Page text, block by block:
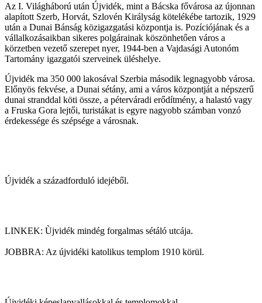
Az I. Világháború után Újvidék, mint a Bácska fővárosa az újonnan
alapított Szerb, Horvát, Szlovén Királyság kötelékébe tartozik, 1929
után a Dunai Bánság közigazgatási központja is. Pozíciójának és a
vállalkozásaikban sikeres polgárainak köszönhetően város a
körzetben vezető szerepet nyer, 1944-ben a Vajdasági Autonóm
Tartomány igazgatói szerveinek üléshelye.
Újvidék ma 350 000 lakosával Szerbia második legnagyobb városa.
Előnyös fekvése, a Dunai sétány, ami a város központját a népszerű
dunai stranddal köti össze, a péterváradi erődítmény, a halastó vagy
a Fruska Gora lejtői, turistákat is egyre nagyobb számban vonzó
érdekessége és szépsége a városnak.
Újvidék a századforduló idejéből.
LINKEK: Ùjvidék mindég forgalmas sétáló utcája.
JOBBRA: Az újvidéki katolikus templom 1910 körül.